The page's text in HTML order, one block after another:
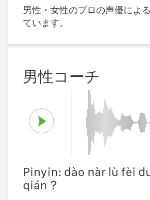
男性・女性のプロの声優によ
ています。
男性コーチ
Pinyin: dào nàr lù fèi
qián？